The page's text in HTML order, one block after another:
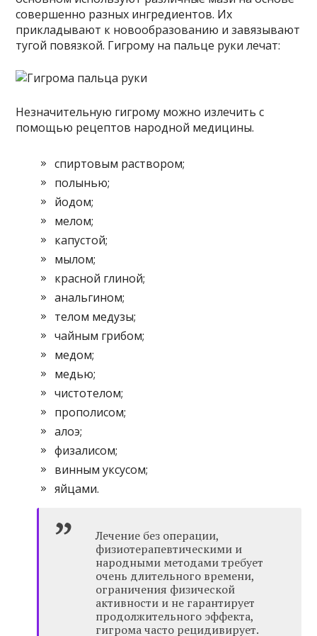
совершенно разных ингредиентов. Их
прикладывают к новообразованию и завязывают
тугой повязкой. Гигрому на пальце руки лечат:
Незначительную гигрому можно излечить с
помощью рецептов народной медицины.
спиртовым раствором;
полынью;
йодом;
мелом;
капустой;
мылом;
красной глиной;
анальгином;
телом медузы;
чайным грибом;
медом;
медью;
чистотелом;
прополисом;
алоэ;
физалисом;
винным уксусом;
яйцами.
Лечение без операции,
физиотерапевтическими и
народными методами требует
очень длительного времени,
ограничения физической
активности и не гарантирует
продолжительного эффекта,
гигрома часто рецидивирует.